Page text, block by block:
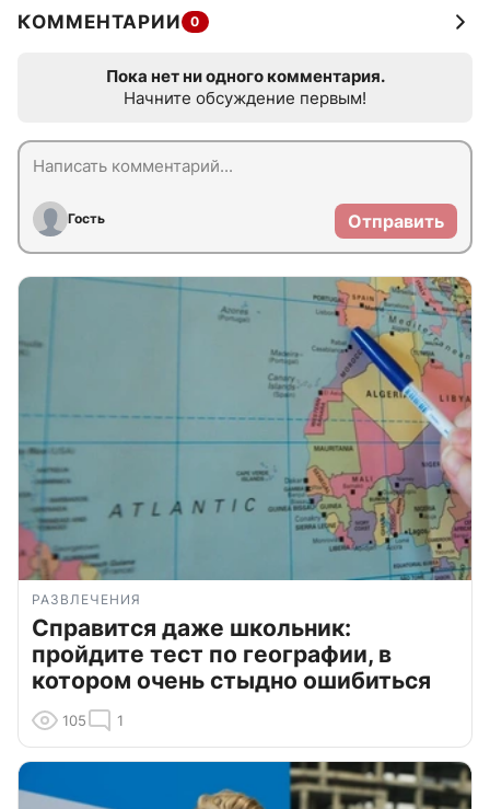
КОММЕНТАРИИ 0
Пока нет ни одного комментария.
Начните обсуждение первым!
Гость Отправить
РАЗВЛЕЧЕНИЯ
Справится даже школьник:
пройдите тест по географии, в
котором очень стыдно ошибиться
105 1